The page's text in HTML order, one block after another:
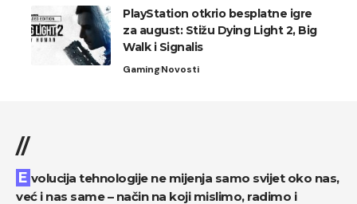
PlayStation otkrio besplatne igre
za august: Stižu Dying Light 2, Big
Walk i Signalis
GamingNovosti
//
Evolucija tehnologije ne mijenja samo svijet oko nas,
već i nas same – način na koji mislimo, radimo i